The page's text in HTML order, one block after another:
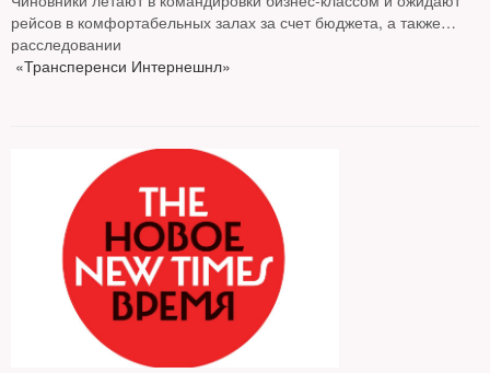
рейсов в комфортабельных залах за счет бюджета, а также
пользуются VIP-авиацией за счет коммерческих организаций,
что может означать конфликт интересов. Об этом говорится в
расследовании
«Трансперенси Интернешнл»